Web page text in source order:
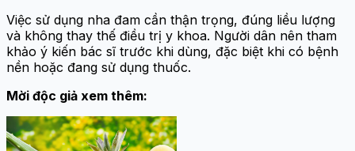
Việc sử dụng nha đam cần thận trọng, đúng liều lượng
và không thay thế điều trị y khoa. Người dân nên tham
khảo ý kiến bác sĩ trước khi dùng, đặc biệt khi có bệnh
nền hoặc đang sử dụng thuốc.
Mời độc giả xem thêm: